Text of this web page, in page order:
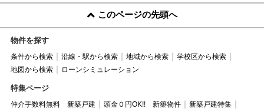
このページの先頭へ
物件を探す
条件から検索 沿線・駅から検索 地域から検索
学校区から検索
地図から検索
ローンシミュレーション
特集ページ
仲介手数料無料 新築戸建 頭金０円OK!! 新築物件
新築戸建特集